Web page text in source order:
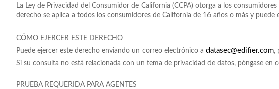
La Ley de Privacidad del Consumidor de California (CCPA) otorga a los
derecho se aplica a todos los consumidores de California de 16 años o más y puede
CÓMO EJERCER ESTE DERECHO
Puede ejercer este derecho enviando un correo electrónico a datasec@edifier.com,
Si su consulta no está relacionada con un tema de privacidad de datos, póngase en
PRUEBA REQUERIDA PARA AGENTES